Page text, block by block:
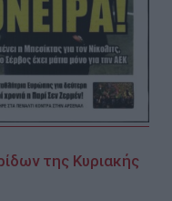
της Κυριακής